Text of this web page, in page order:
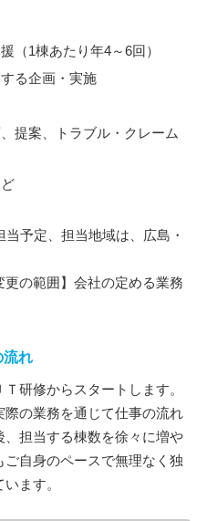
（1棟あたり年4～6回）
る企画・実施
提案、トラブル・クレーム
予定、担当地域は、広島・
の範囲】会社の定める業務
流れ
研修からスタートします。
の業務を通じて仕事の流れ
担当する棟数を徐々に増や
自身のペースで無理なく独
ます。